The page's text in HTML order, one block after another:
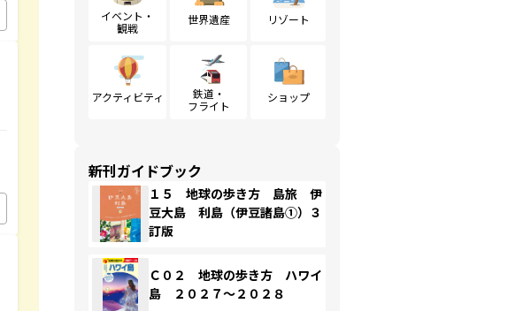
イベント・
観戦
世界遺産 リゾート
アクティビティ
鉄道・
フライト
ショップ
新刊ガイドブック
１５ 地球の歩き方 島旅 伊
豆大島 利島（伊豆諸島①）３
訂版
Ｃ０２ 地球の歩き方 ハワイ
島 ２０２７～２０２８